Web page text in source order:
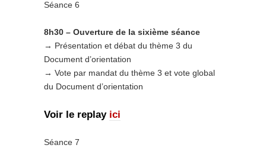
Séance 6
8h30 – Ouverture de la sixième séance
→ Présentation et débat du thème 3 du
Document d’orientation
→ Vote par mandat du thème 3 et vote global
du Document d’orientation
Voir le replay ici
Séance 7